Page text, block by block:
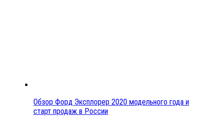
Обзор Форд Эксплорер 2020 модельного года и
старт продаж в России